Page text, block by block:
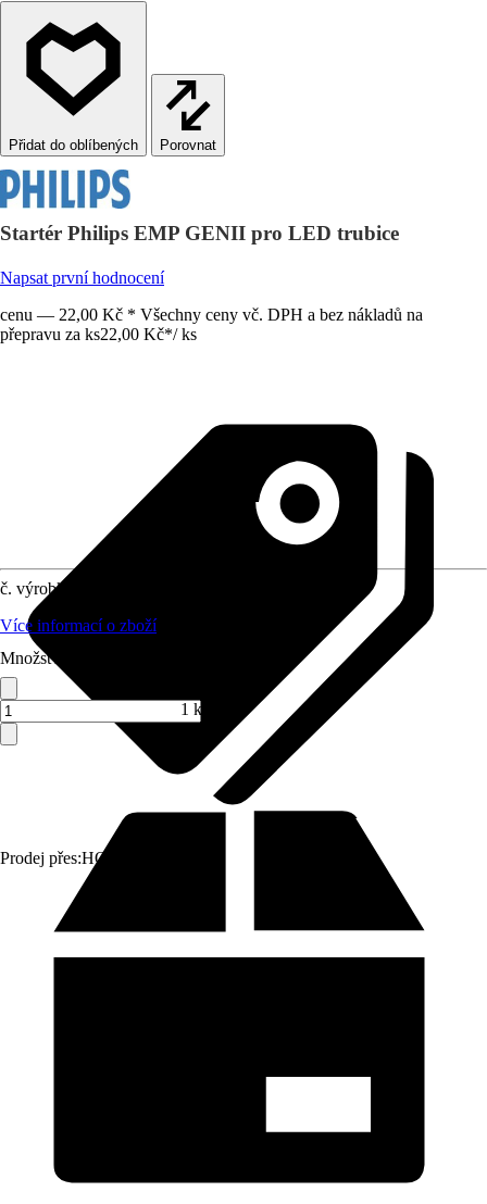
Porovnat
Startér Philips EMP GENII pro LED trubice
Napsat první hodnocení
cenu — 22,00 Kč * Všechny ceny vč. DPH a bez nákladů na
přepravu za ks22,00 Kč*/ ks
Prodej přes:HORNBACH
č. výrobku
Více informací o zboží
Množství (ks)
1 ks